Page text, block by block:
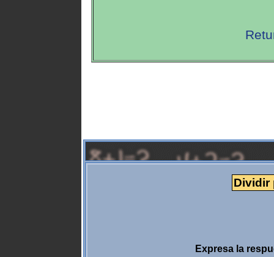
Dividir
Expresa la